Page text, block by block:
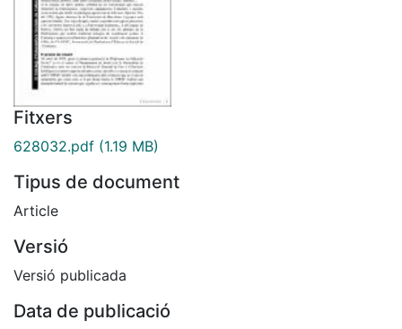
Fitxers
628032.pdf (1.19 MB)
Tipus de document
Article
Versió
Versió publicada
Data de publicació